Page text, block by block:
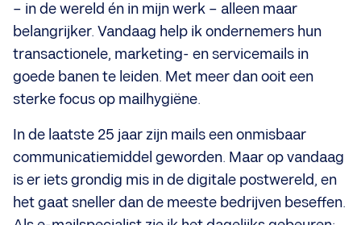
– in de wereld én in mijn werk – alleen maar
belangrijker. Vandaag help ik ondernemers hun
transactionele, marketing- en servicemails in
goede banen te leiden. Met meer dan ooit een
sterke focus op mailhygiëne.
In de laatste 25 jaar zijn mails een onmisbaar
communicatiemiddel geworden. Maar op vandaag
is er iets grondig mis in de digitale postwereld, en
het gaat sneller dan de meeste bedrijven beseffen.